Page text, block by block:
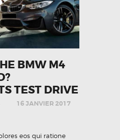
BMW M4
TEST DRIVE
16 JANVIER 2017
eos qui ratione